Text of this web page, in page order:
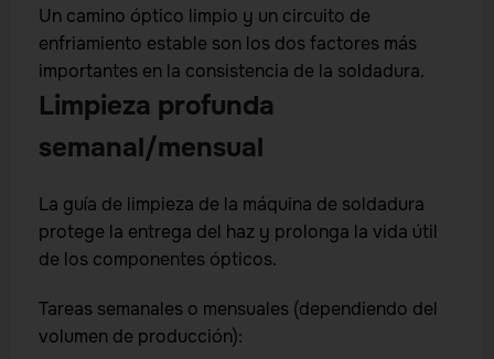
Un camino óptico limpio y un circuito de
enfriamiento estable son los dos factores más
importantes en la consistencia de la soldadura.
Limpieza profunda
semanal/mensual
La guía de limpieza de la máquina de soldadura
protege la entrega del haz y prolonga la vida útil
de los componentes ópticos.
Tareas semanales o mensuales (dependiendo del
volumen de producción):